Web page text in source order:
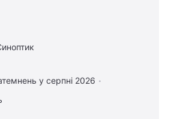
у серпні 2026